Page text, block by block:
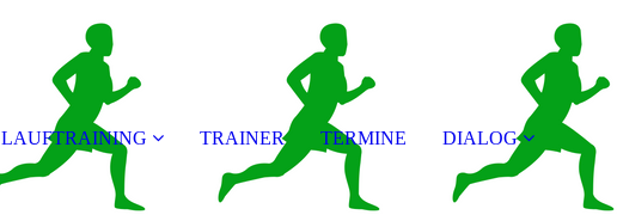
LAUFTRAINING TRAINER TERMINE DIALOG